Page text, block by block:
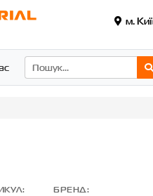
м.
БРЕНД: